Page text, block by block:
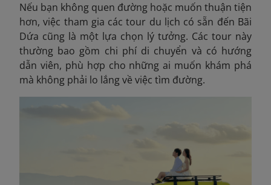
Nếu bạn không quen đường hoặc muốn thuận tiện
hơn, việc tham gia các tour du lịch có sẵn đến Bãi
Dứa cũng là một lựa chọn lý tưởng. Các tour này
thường bao gồm chi phí di chuyển và có hướng
dẫn viên, phù hợp cho những ai muốn khám phá
mà không phải lo lắng về việc tìm đường.